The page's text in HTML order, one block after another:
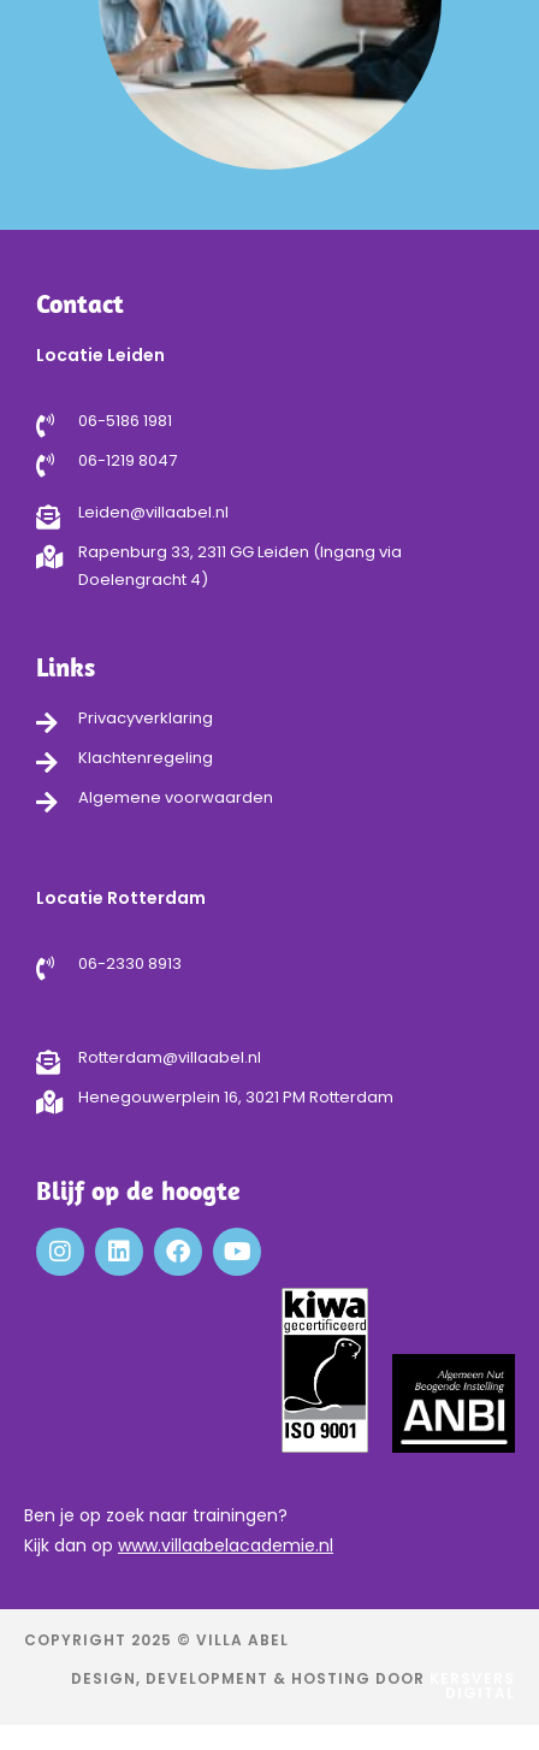
Contact
Locatie Leiden
06-5186 1981
06-1219 8047
Leiden@villaabel.nl
Rapenburg 33, 2311 GG Leiden (Ingang via
Doelengracht 4)
Links
Privacyverklaring
Klachtenregeling
Algemene voorwaarden
Locatie Rotterdam
06-2330 8913
Rotterdam@villaabel.nl
Henegouwerplein 16, 3021 PM Rotterdam
Blijf op de hoogte
Ben je op zoek naar trainingen?
Kijk dan op www.villaabelacademie.nl
COPYRIGHT 2025 © VILLA ABEL
DESIGN, DEVELOPMENT & HOSTING DOOR